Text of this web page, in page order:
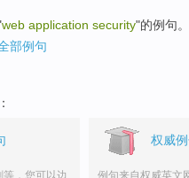
web application security"的例句。
部例句
权威